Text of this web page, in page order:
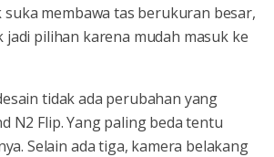
membawa tas berukuran besar,
jadi pilihan karena mudah masuk ke
tidak ada perubahan yang
N2 Flip. Yang paling beda tentu
Selain ada tiga, kamera belakang